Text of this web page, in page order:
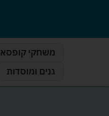
משחקי קופסא
גנים ומוסדות